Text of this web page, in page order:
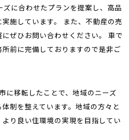
に合わせたプランを提案し、高品
施しています。 また、不動産の売
ぜひお問い合わせください。 車で
前に完備しておりますので是非ご
に移転したことで、地域のニーズ
制を整えています。地域の方々と
り良い住環境の実現を目指してい